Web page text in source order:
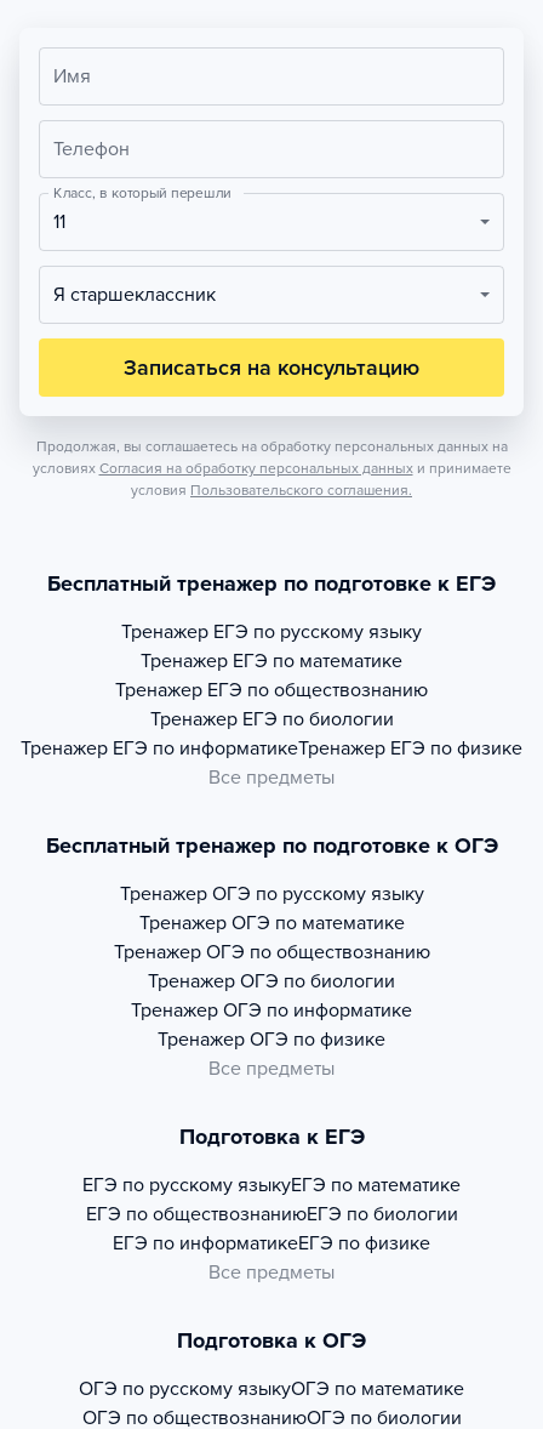
Имя
Телефон
Класс, в который перешли
11
Я старшеклассник
Записаться на консультацию
Продолжая, вы соглашаетесь на обработку персональных данных на
условиях Согласия на обработку персональных данных и принимаете
условия Пользовательского соглашения.
Бесплатный тренажер по подготовке к ЕГЭ
Тренажер ЕГЭ по русскому языку
Тренажер ЕГЭ по математике
Тренажер ЕГЭ по обществознанию
Тренажер ЕГЭ по биологии
Тренажер ЕГЭ по информатикеТренажер ЕГЭ по физике
Все предметы
Бесплатный тренажер по подготовке к ОГЭ
Тренажер ОГЭ по русскому языку
Тренажер ОГЭ по математике
Тренажер ОГЭ по обществознанию
Тренажер ОГЭ по биологии
Тренажер ОГЭ по информатике
Тренажер ОГЭ по физике
Все предметы
Подготовка к ЕГЭ
ЕГЭ по русскому языкуЕГЭ по математике
ЕГЭ по обществознаниюЕГЭ по биологии
ЕГЭ по информатикеЕГЭ по физике
Все предметы
Подготовка к ОГЭ
ОГЭ по русскому языкуОГЭ по математике
ОГЭ по обществознаниюОГЭ по биологии